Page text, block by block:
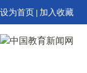
设为首页 加入收藏